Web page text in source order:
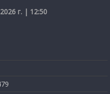
г. | 12:50